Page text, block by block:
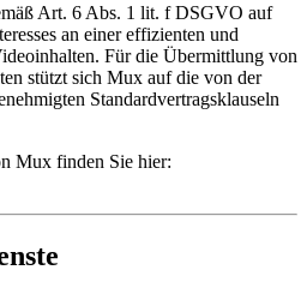
Art. 6 Abs. 1 lit. f DSGVO auf
an einer effizienten und
Für die Übermittlung von
stützt sich Mux auf die von der
Standardvertragsklauseln
Mux finden Sie hier: